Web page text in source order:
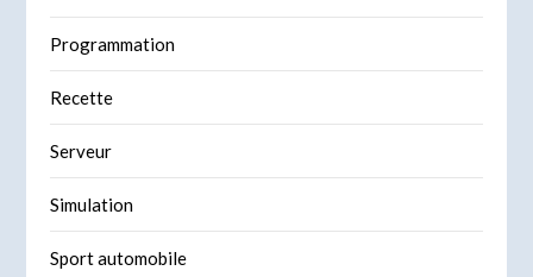
Programmation
Recette
Serveur
Simulation
Sport automobile